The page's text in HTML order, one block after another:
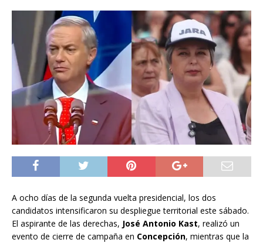
A ocho días de la segunda vuelta presidencial, los dos
candidatos intensificaron su despliegue territorial este sábado.
El aspirante de las derechas, José Antonio Kast, realizó un
evento de cierre de campaña en Concepción, mientras que la